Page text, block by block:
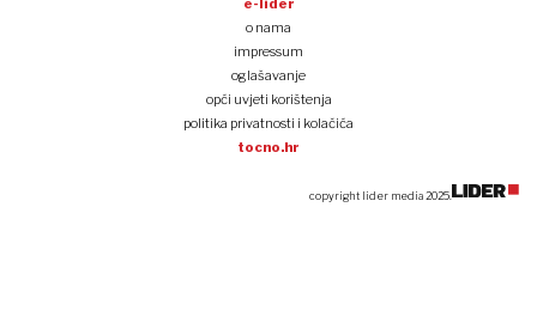
o nama
impressum
oglašavanje
opći uvjeti korištenja
politika privatnosti i kolačića
tocno.hr
copyright lider media 2025.